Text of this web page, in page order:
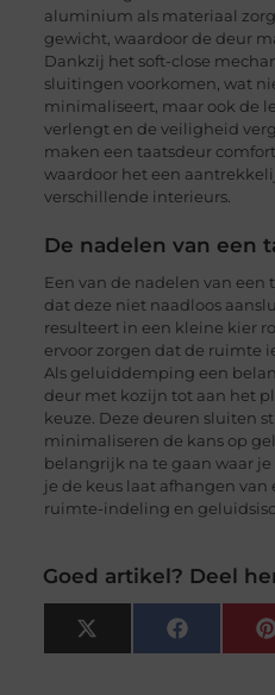
aluminium als materiaal
gewicht, waardoor de deur
Dankzij het soft-close
sluitingen voorkomen, wat
minimaliseert, maar ook de
verlengt en de veiligheid
maken een taatsdeur
waardoor het een
verschillende interieurs.
De nadelen van een
Een van de nadelen van
dat deze niet naadloos
resulteert in een kleine kier
ervoor zorgen dat de ruimte
Als geluiddemping een
deur met kozijn tot aan het
keuze. Deze deuren sluiten
minimaliseren de kans op
belangrijk na te gaan waar
je de keus laat afhangen van
ruimte-indeling en
Goed artikel? Deel
X
(Twitter)